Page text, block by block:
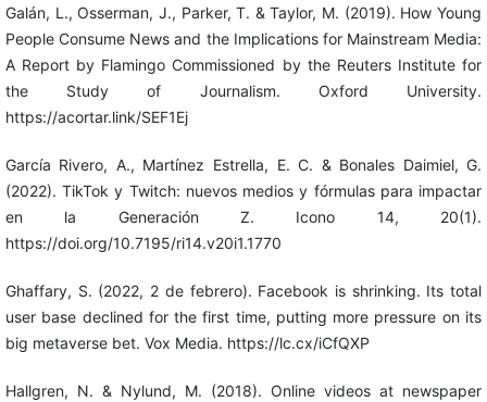
Galán, L., Osserman, J., Parker, T. & Taylor, M. (2019). How Young
People Consume News and the Implications for Mainstream Media:
A Report by Flamingo Commissioned by the Reuters Institute for
the Study of Journalism. Oxford University.
https://acortar.link/SEF1Ej
García Rivero, A., Martínez Estrella, E. C. & Bonales Daimiel, G.
(2022). TikTok y Twitch: nuevos medios y fórmulas para impactar
en la Generación Z. Icono 14, 20(1).
https://doi.org/10.7195/ri14.v20i1.1770
Ghaffary, S. (2022, 2 de febrero). Facebook is shrinking. Its total
user base declined for the first time, putting more pressure on its
big metaverse bet. Vox Media. https://lc.cx/iCfQXP
Hallgren, N. & Nylund, M. (2018). Online videos at newspaper